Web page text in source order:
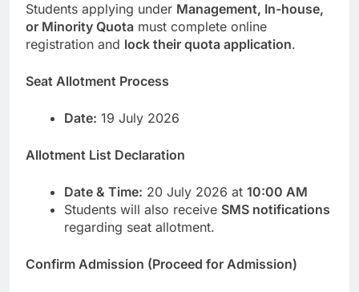
Students applying under Management, In-house,
or Minority Quota must complete online
registration and lock their quota application.
Seat Allotment Process
Date: 19 July 2026
Allotment List Declaration
Date & Time: 20 July 2026 at 10:00 AM
Students will also receive SMS notifications
regarding seat allotment.
Confirm Admission (Proceed for Admission)